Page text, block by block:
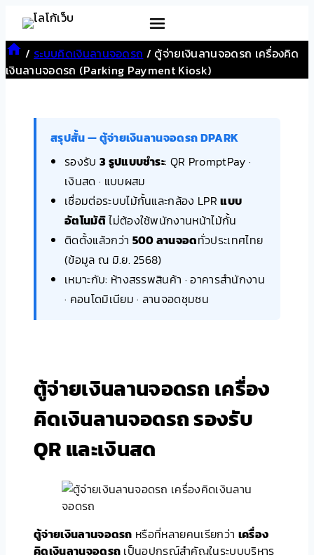
Skip
content
/ ระบบคิดเงินลานจอดรถ / ตู้จ่ายเงินลานจอดรถ เครื่องคิด
เงินลานจอดรถ (Parking Payment Kiosk)
สรุปสั้น — ตู้จ่ายเงินลานจอดรถ DPARK
รองรับ 3 รูปแบบชำระ: QR PromptPay ·
เงินสด · แบบผสม
เชื่อมต่อระบบไม้กั้นและกล้อง LPRแบบ
อัตโนมัติไม่ต้องใช้พนักงานหน้าไม้กั้น
ติดตั้งแล้วกว่า 500 ลานจอดทั่วประเทศไทย
(ข้อมูล ณ มิ.ย. 2568)
เหมาะกับ: ห้างสรรพสินค้า · อาคารสำนักงาน
· คอนโดมิเนียม · ลานจอดชุมชน
ตู้จ่ายเงินลานจอดรถ เครื่อง
คิดเงินลานจอดรถ รองรับ
QR และเงินสด
ตู้จ่ายเงินลานจอดรถ หรือที่หลายคนเรียกว่า เครื่อง
คิดเงินลานจอดรถ เป็นอุปกรณ์สำคัญในระบบบริหาร